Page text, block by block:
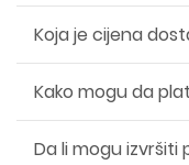
Koja je cijena
Kako mogu da
Da li mogu izvršiti